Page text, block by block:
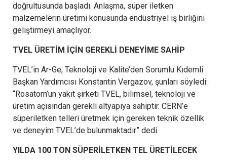
doğrultusunda başladı. Anlaşma, süper iletken
malzemelerin üretimi konusunda endüstriyel iş birliğini
geliştirmeyi amaçlıyor.
TVEL ÜRETİM İÇİN GEREKLİ DENEYİME SAHİP
TVEL’in Ar-Ge, Teknoloji ve Kalite’den Sorumlu Kıdemli
Başkan Yardımcısı Konstantin Vergazov, şunları söyledi:
“Rosatom’un yakıt şirketi TVEL, bilimsel, teknoloji ve
üretim açısından gerekli altyapıya sahiptir. CERN’e
süperiletken telleri üretmek için gereken teknik özellik
ve deneyim TVEL’de bulunmaktadır” dedi.
YILDA 100 TON SÜPERİLETKEN TEL ÜRETİLECEK